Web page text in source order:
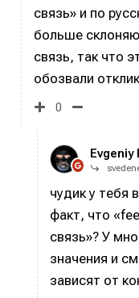
Информация
О проекте Реклама
Редакционная
Предложение новостей
Информация
О проекте Реклама
Редакционная
Предложение новостей
связь» и по
больше
связь, так что
обозвали
0
чудик у тебя
факт, что «
связь»? У
значения и
зависят от